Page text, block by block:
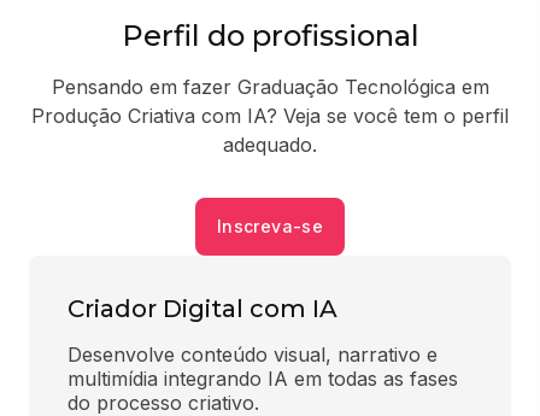
Perfil do profissional
Pensando em fazer Graduação Tecnológica em
Produção Criativa com IA? Veja se você tem o perfil
adequado.
Inscreva-se
Criador Digital com IA
Desenvolve conteúdo visual, narrativo e
multimídia integrando IA em todas as fases
do processo criativo.